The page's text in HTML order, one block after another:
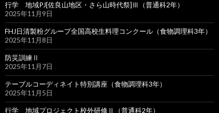
行学 地域PJ[佐良山地区・さら山時代祭]Ⅲ（普通科2年）
2025年11月9日
FHJ日清製粉グループ全国高校生料理コンクール（食物調理科3年）
2025年11月8日
防災訓練Ⅱ
2025年11月7日
テーブルコーディネイト特別講座（食物調理科3年）
2025年11月5日
行学 地域プロジェクト校外研修Ⅱ（普通科2年）